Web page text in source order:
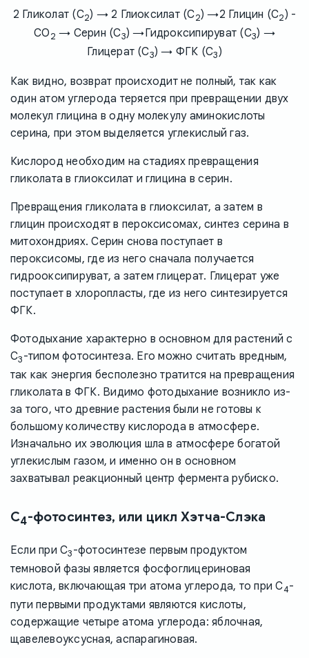
2 Гликолат (С2) → 2 Глиоксилат (С2) →2 Глицин (C2) -
CO2 → Серин (C3) →Гидроксипируват (C3) →
Глицерат (C3) → ФГК (C3)
Как видно, возврат происходит не полный, так как
один атом углерода теряется при превращении двух
молекул глицина в одну молекулу аминокислоты
серина, при этом выделяется углекислый газ.
Кислород необходим на стадиях превращения
гликолата в глиоксилат и глицина в серин.
Превращения гликолата в глиоксилат, а затем в
глицин происходят в пероксисомах, синтез серина в
митохондриях. Серин снова поступает в
пероксисомы, где из него сначала получается
гидрооксипируват, а затем глицерат. Глицерат уже
поступает в хлоропласты, где из него синтезируется
ФГК.
Фотодыхание характерно в основном для растений с
C3-типом фотосинтеза. Его можно считать вредным,
так как энергия бесполезно тратится на превращения
гликолата в ФГК. Видимо фотодыхание возникло из-
за того, что древние растения были не готовы к
большому количеству кислорода в атмосфере.
Изначально их эволюция шла в атмосфере богатой
углекислым газом, и именно он в основном
захватывал реакционный центр фермента рубиско.
C4-фотосинтез, или цикл Хэтча-Слэка
Если при C3-фотосинтезе первым продуктом
темновой фазы является фосфоглицериновая
кислота, включающая три атома углерода, то при C4-
пути первыми продуктами являются кислоты,
содержащие четыре атома углерода: яблочная,
щавелевоуксусная, аспарагиновая.